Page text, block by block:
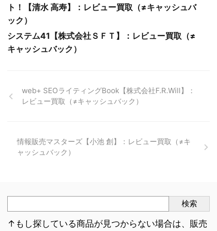
ト！【清水 高寿】：レビュー買取（≠キャッシュバ
ック）
システム41【株式会社ＳＦＴ】：レビュー買取（≠
キャッシュバック）
web+ SEOライティングBook【株式会社F.R.Will】：
レビュー買取（≠キャッシュバック）
情報販売マスターズ【小池 創】：レビュー買取（≠キ
ャッシュバック）
検索
↑もし探している商品が見つからない場合は、販売